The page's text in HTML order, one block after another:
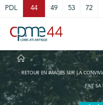
PDL 44 49 53 72
RETOUR EN IMAGES SUR LA
FAIT SA
Cookies management panel